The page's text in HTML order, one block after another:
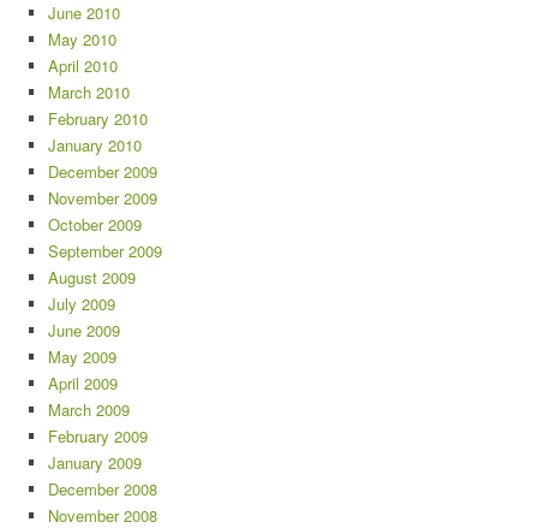
June 2010
May 2010
April 2010
March 2010
February 2010
January 2010
December 2009
November 2009
October 2009
September 2009
August 2009
July 2009
June 2009
May 2009
April 2009
March 2009
February 2009
January 2009
December 2008
November 2008